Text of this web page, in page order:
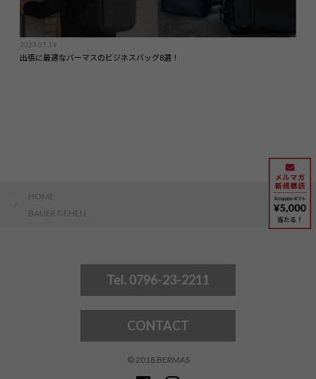
2023.07.19
出張に最適なバーマスのビジネスバッグ8選！
HOME
/
BAUER GEHEN
Tel. 0796-23-2211
CONTACT
© 2018 BERMAS